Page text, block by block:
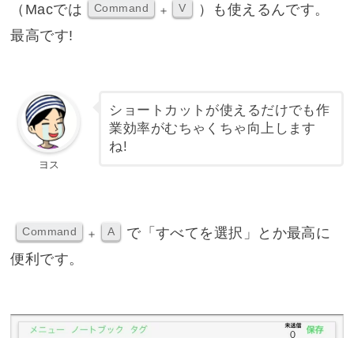
（Macでは Command ＋ V
）も使えるんです。
最高です!
ヨス
ショートカットが使えるだけでも作
業効率がむちゃくちゃ向上します
ね!
Command ＋ A
で「すべてを選択」とか最高に
便利です。